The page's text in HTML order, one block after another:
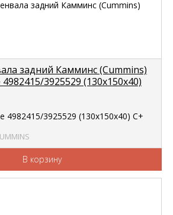
задний Камминс (Cummins)
4982415/3925529 (130х150х40)
В корзину